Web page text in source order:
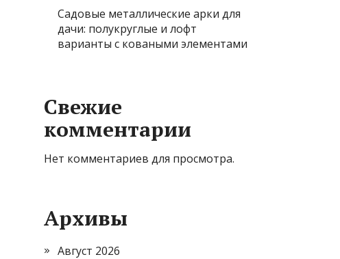
Садовые металлические арки для
дачи: полукруглые и лофт
варианты с коваными элементами
Свежие
комментарии
Нет комментариев для просмотра.
Архивы
Август 2026